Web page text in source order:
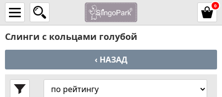
0
Слинги с кольцами голубой
‹ НАЗАД